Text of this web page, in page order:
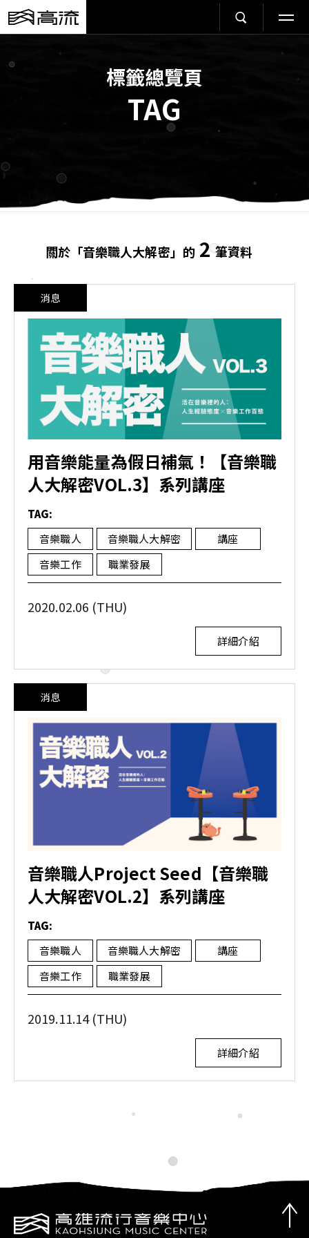
標籤總覽頁
TAG
關於「音樂職人大解密」的 2 筆資料
消息
用音樂能量為假日補氣！【音樂職
人大解密VOL.3】系列講座
TAG:
音樂職人
音樂職人大解密
講座
音樂工作
職業發展
2020.02.06 (THU)
詳細介紹
消息
音樂職人Project Seed【音樂職
人大解密VOL.2】系列講座
TAG:
音樂職人
音樂職人大解密
講座
音樂工作
職業發展
2019.11.14 (THU)
詳細介紹